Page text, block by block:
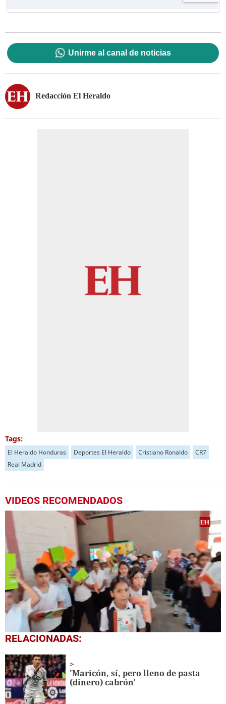
Unirme al canal de noticias
Redacción El Heraldo
Tags:
El Heraldo Honduras Deportes El Heraldo Cristiano Ronaldo
CR7
Real Madrid
VIDEOS RECOMENDADOS
0
seconds
1
minute,
56
seconds
RELACIONADAS:
'Maricón, sí, pero lleno de pasta
(dinero) cabrón'